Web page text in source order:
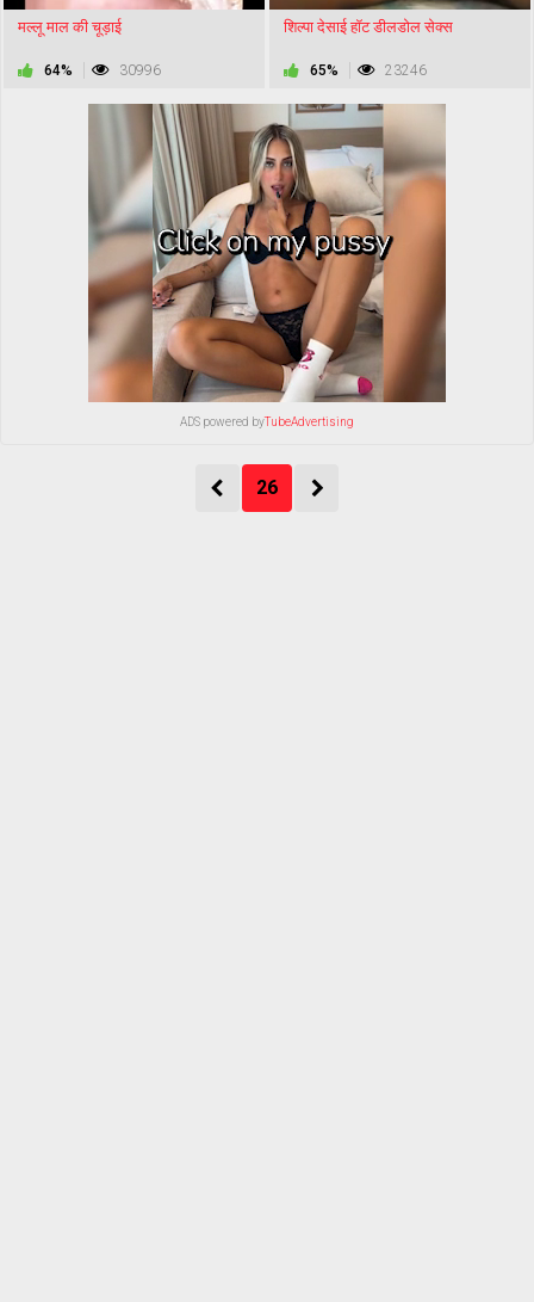
मल्लू माल की चूड़ाई
64% 30996
शिल्पा देसाई हॉट डीलडोल सेक्स
65% 23246
ADS powered byTubeAdvertising
26